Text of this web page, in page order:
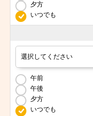
夕方
いつでも
午前
午後
夕方
いつでも